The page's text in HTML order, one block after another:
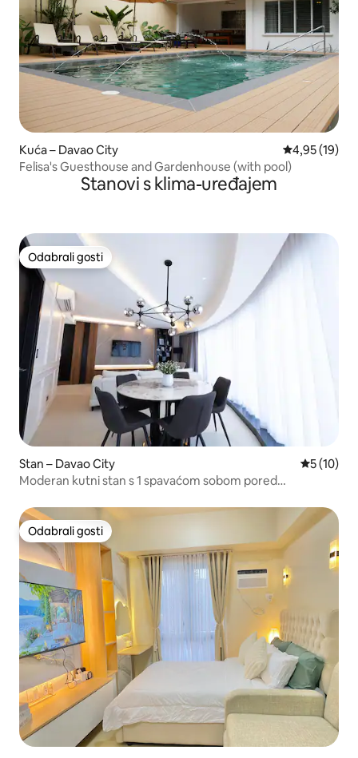
Kuća – Davao City Prosječna
4,95 (19)
Felisa's Guesthouse and Gardenhouse (with pool)
Stanovi s klima-uređajem
Odabrali gosti
Odabrali gosti
Stan – Davao City Prosječna
5 (10)
Moderan kutni stan s 1 spavaćom sobom pored
Odabrali gosti
Odabrali gosti